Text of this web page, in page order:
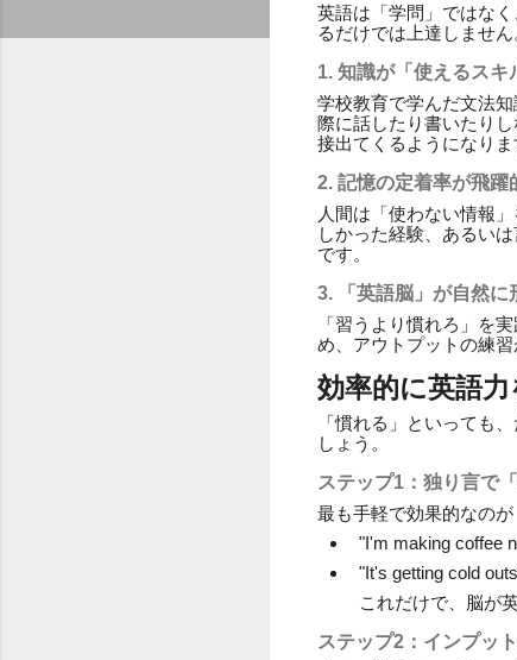
英語は「学問」ではな
るだけでは上達しませ
1. 知識が「使えるスキ
学校教育で学んだ文法
際に話したり書いたり
接出てくるようになりま
2. 記憶の定着率が飛躍
人間は「使わない情報
しかった経験、あるい
です。
3. 「英語脳」が自然に
「習うより慣れろ」を
め、アウトプットの練
効率的に英語
「慣れる」といっても
しょう。
ステップ1：独り言で
最も手軽で効果的なの
"I'm making coffee
"It's getting cold
これだけで、脳が
ステップ2：インプッ